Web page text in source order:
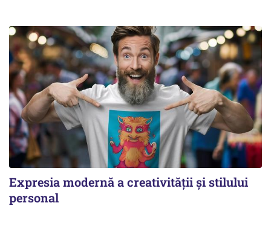
Expresia modernă a creativității și stilului
personal